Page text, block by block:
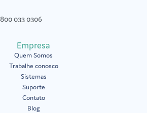
033 0306
Empresa
Quem Somos
Trabalhe conosco
Sistemas
Suporte
Contato
Blog